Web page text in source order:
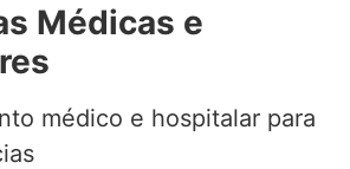
Médicas e
médico e hospitalar para